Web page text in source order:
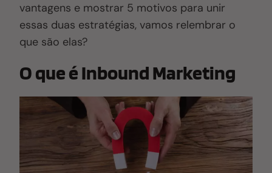
vantagens e mostrar 5 motivos para unir
essas duas estratégias, vamos relembrar o
que são elas?
O que é Inbound Marketing